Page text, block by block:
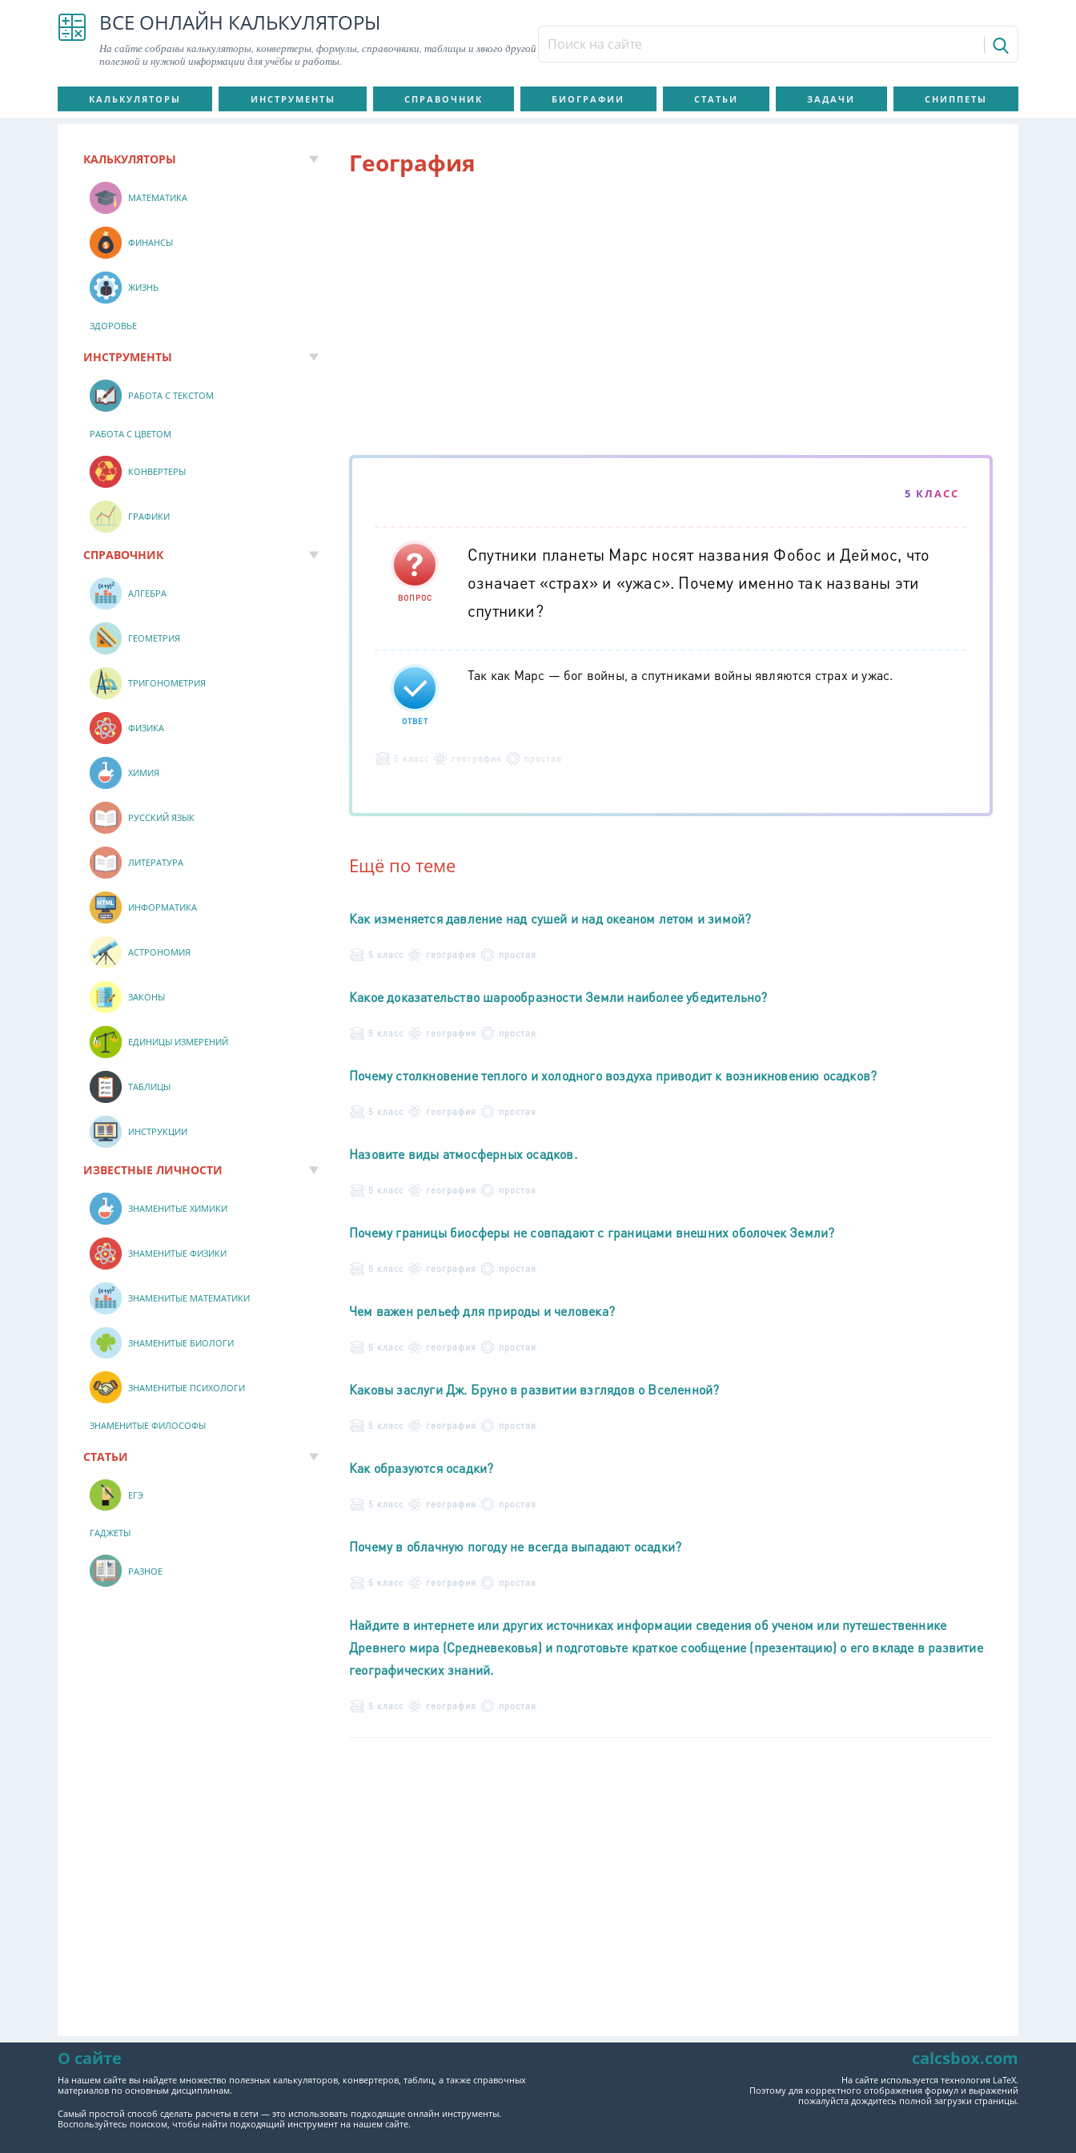
ВСЕ ОНЛАЙН КАЛЬКУЛЯТОРЫ
На сайте собраны калькуляторы, конвертеры, формулы, справочники, таблицы и много другой
полезной и нужной информации для учёбы и работы.
КАЛЬКУЛЯТОРЫ ИНСТРУМЕНТЫ СПРАВОЧНИК БИОГРАФИИ СТАТЬИ ЗАДАЧИ СНИППЕТЫ
География
5 КЛАСС
ВОПРОС
Спутники планеты Марс носят названия Фобос и Деймос, что
означает «страх» и «ужас». Почему именно так названы эти
спутники?
ОТВЕТ
Так как Марс — бог войны, а спутниками войны являются страх и ужас.
5 класс география простая
Ещё по теме
Как изменяется давление над сушей и над океаном летом и зимой?
5 класс география простая
Какое доказательство шарообразности Земли наиболее убедительно?
5 класс география простая
Почему столкновение теплого и холодного воздуха приводит к возникновению осадков?
5 класс география простая
Назовите виды атмосферных осадков.
5 класс география простая
Почему границы биосферы не совпадают с границами внешних оболочек Земли?
5 класс география простая
Чем важен рельеф для природы и человека?
5 класс география простая
Каковы заслуги Дж. Бруно в развитии взглядов о Вселенной?
5 класс география простая
Как образуются осадки?
5 класс география простая
Почему в облачную погоду не всегда выпадают осадки?
5 класс география простая
Найдите в интернете или других источниках информации сведения об ученом или путешественнике
Древнего мира (Средневековья) и подготовьте краткое сообщение (презентацию) о его вкладе в развитие
географических знаний.
5 класс география простая
КАЛЬКУЛЯТОРЫ
МАТЕМАТИКА
ФИНАНСЫ
ЖИЗНЬ
ЗДОРОВЬЕ
ИНСТРУМЕНТЫ
РАБОТА С ТЕКСТОМ
РАБОТА С ЦВЕТОМ
КОНВЕРТЕРЫ
ГРАФИКИ
СПРАВОЧНИК
АЛГЕБРА
ГЕОМЕТРИЯ
ТРИГОНОМЕТРИЯ
ФИЗИКА
ХИМИЯ
РУССКИЙ ЯЗЫК
ЛИТЕРАТУРА
ИНФОРМАТИКА
АСТРОНОМИЯ
ЗАКОНЫ
ЕДИНИЦЫ ИЗМЕРЕНИЙ
ТАБЛИЦЫ
ИНСТРУКЦИИ
ИЗВЕСТНЫЕ ЛИЧНОСТИ
ЗНАМЕНИТЫЕ ХИМИКИ
ЗНАМЕНИТЫЕ ФИЗИКИ
ЗНАМЕНИТЫЕ МАТЕМАТИКИ
ЗНАМЕНИТЫЕ БИОЛОГИ
ЗНАМЕНИТЫЕ ПСИХОЛОГИ
ЗНАМЕНИТЫЕ ФИЛОСОФЫ
СТАТЬИ
ЕГЭ
ГАДЖЕТЫ
РАЗНОЕ
О сайте
На нашем сайте вы найдете множество полезных калькуляторов, конвертеров, таблиц, а также справочных
материалов по основным дисциплинам.
Самый простой способ сделать расчеты в сети — это использовать подходящие онлайн инструменты.
Воспользуйтесь поиском, чтобы найти подходящий инструмент на нашем сайте.
calcsbox.com
На сайте используется технология LaTeX.
Поэтому для корректного отображения формул и выражений
пожалуйста дождитесь полной загрузки страницы.